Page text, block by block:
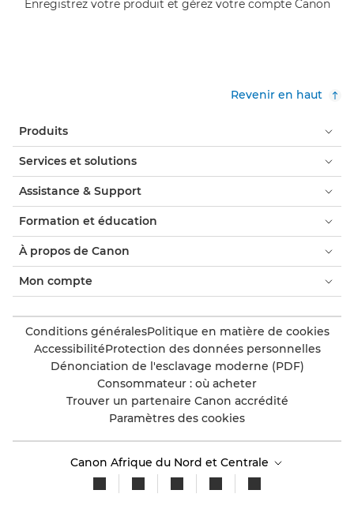
Enregistrez votre produit et gérez votre compte Canon
Revenir en haut
Produits
Services et solutions
Assistance & Support
Formation et éducation
À propos de Canon
Mon compte
Conditions généralesPolitique en matière de cookies
AccessibilitéProtection des données personnelles
Dénonciation de l'esclavage moderne (PDF)
Consommateur : où acheter
Trouver un partenaire Canon accrédité
Paramètres des cookies
Canon Afrique du Nord et Centrale